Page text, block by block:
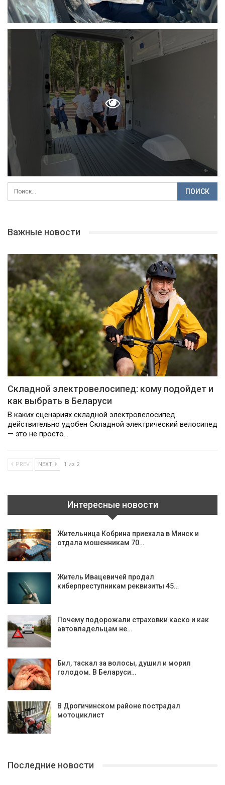
Важные новости
Складной электровелосипед: кому подойдет и
как выбрать в Беларуси
В каких сценариях складной электровелосипед
действительно удобен Складной электрический велосипед
— это не просто…
PREV NEXT 1 из 2
Интересные новости
Жительница Кобрина приехала в Минск и
отдала мошенникам 70…
Житель Ивацевичей продал
киберпреступникам реквизиты 45…
Почему подорожали страховки каско и как
автовладельцам не…
Бил, таскал за волосы, душил и морил
голодом. В Беларуси…
В Дрогичинском районе пострадал
мотоциклист
Последние новости